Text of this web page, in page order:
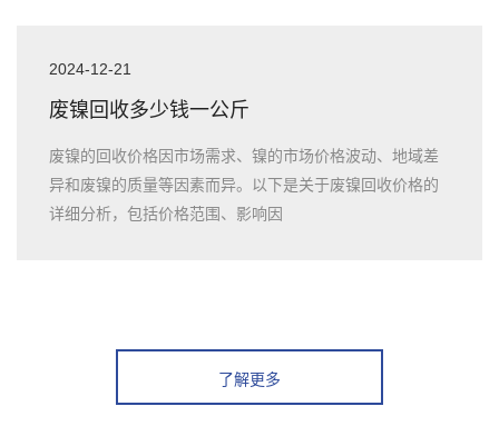
2024-12-21
废镍回收多少钱一公斤
废镍的回收价格因市场需求、镍的市场价格波动、地域差
异和废镍的质量等因素而异。以下是关于废镍回收价格的
详细分析，包括价格范围、影响因
了解更多